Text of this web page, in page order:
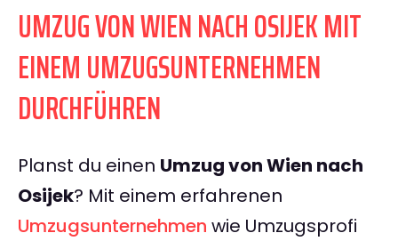
UMZUG VON WIEN NACH OSIJEK MIT
EINEM UMZUGSUNTERNEHMEN
DURCHFÜHREN
Planst du einen Umzug von Wien nach
Osijek? Mit einem erfahrenen
Umzugsunternehmen wie Umzugsprofi